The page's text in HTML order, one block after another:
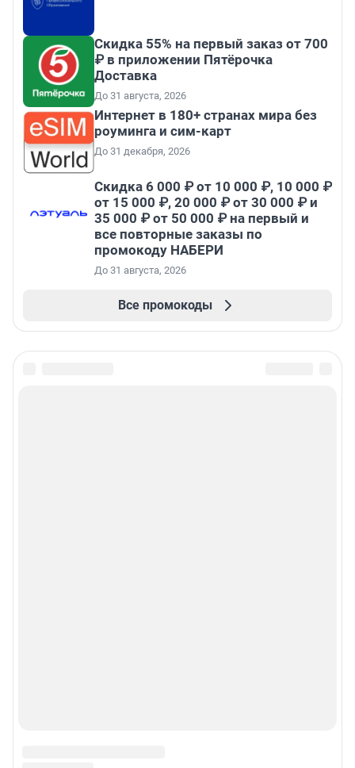
Скидка 55% на первый заказ от 700
₽ в приложении Пятёрочка
Доставка
До 31 августа, 2026
Интернет в 180+ странах мира без
роуминга и сим-карт
До 31 декабря, 2026
Скидка 6 000 ₽ от 10 000 ₽, 10 000 ₽
от 15 000 ₽, 20 000 ₽ от 30 000 ₽ и
35 000 ₽ от 50 000 ₽ на первый и
все повторные заказы по
промокоду НАБЕРИ
До 31 августа, 2026
Все промокоды